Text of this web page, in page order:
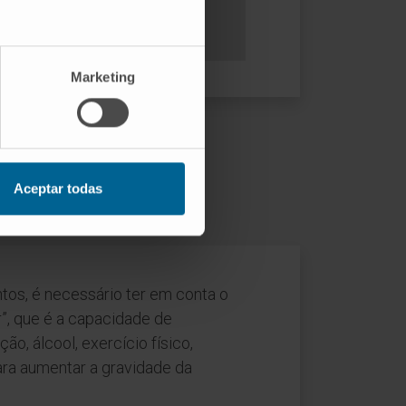
Marketing
Aceptar todas
é necessário ter em conta o
que é a capacidade de
álcool, exercício físico,
aumentar a gravidade da